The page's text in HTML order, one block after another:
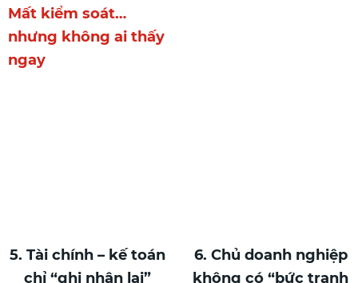
Mất kiểm soát…
nhưng không ai thấy
ngay
5. Tài chính – kế toán
chỉ “ghi nhận lại”
6. Chủ doanh nghiệp
không có “bức tranh